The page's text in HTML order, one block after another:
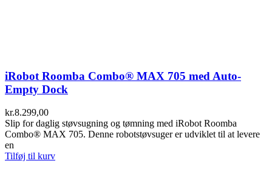
iRobot Roomba Combo® MAX 705 med Auto-
Empty Dock
kr.8.299,00
Slip for daglig støvsugning og tømning med iRobot Roomba
Combo® MAX 705. Denne robotstøvsuger er udviklet til at levere
en
Tilføj til kurv